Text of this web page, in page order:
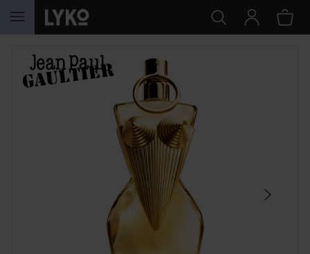
HOPPA TILL INNEHÅLLET
HOPPA ÖVER SEKTIONEN